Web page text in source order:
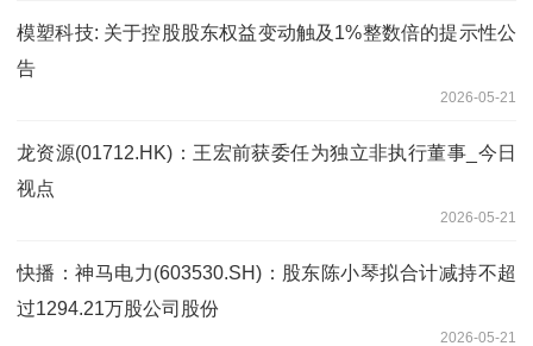
模塑科技: 关于控股股东权益变动触及1%整数倍的提示性公
告
2026-05-21
龙资源(01712.HK)：王宏前获委任为独立非执行董事_今日
视点
2026-05-21
快播：神马电力(603530.SH)：股东陈小琴拟合计减持不超
过1294.21万股公司股份
2026-05-21